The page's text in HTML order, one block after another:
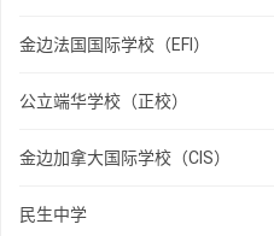
金边法国国际学校（EFI）
公立端华学校（正校）
金边加拿大国际学校（CIS）
民生中学